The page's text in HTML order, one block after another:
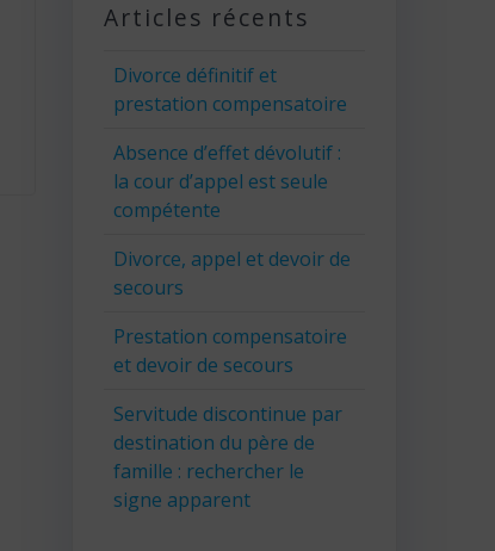
Articles récents
Divorce définitif et
prestation compensatoire
Absence d’effet dévolutif :
la cour d’appel est seule
compétente
Divorce, appel et devoir de
secours
Prestation compensatoire
et devoir de secours
Servitude discontinue par
destination du père de
famille : rechercher le
signe apparent